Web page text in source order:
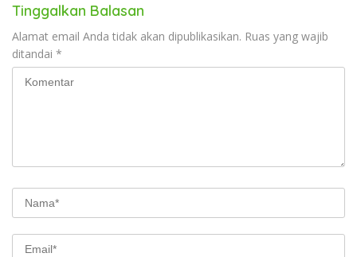
Tinggalkan Balasan
Alamat email Anda tidak akan dipublikasikan. Ruas yang wajib
ditandai *